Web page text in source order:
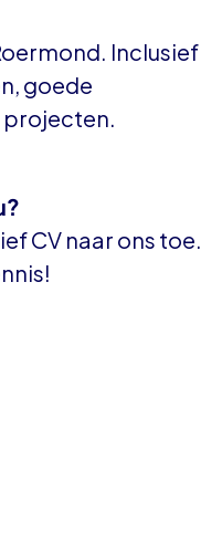
Inclusief
goede
projecten.
CV naar ons toe.